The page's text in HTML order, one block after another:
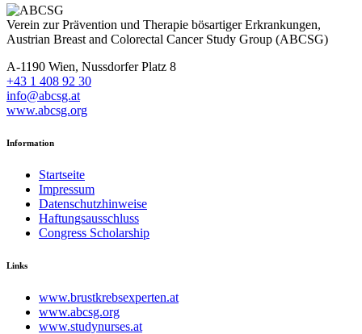
Verein zur Prävention und Therapie bösartiger Erkrankungen,
Austrian Breast and Colorectal Cancer Study Group (ABCSG)
A-1190 Wien, Nussdorfer Platz 8
+43 1 408 92 30
info@abcsg.at
www.abcsg.org
Information
Startseite
Impressum
Datenschutzhinweise
Haftungsausschluss
Congress Scholarship
Links
www.brustkrebsexperten.at
www.abcsg.org
www.studynurses.at